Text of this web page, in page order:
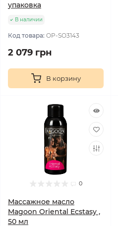
упаковка
В наличии
Код товара: OP-SO3143
2 079 грн
В корзину
0
Массажное масло
Magoon Oriental Ecstasy ,
50 мл